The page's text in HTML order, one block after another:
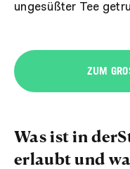
ungesüßter Tee
ZUM
Was ist in
erlaubt und